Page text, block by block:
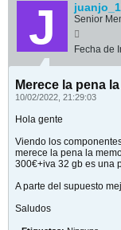
Senior
Fecha de
Merece la pena
10/02/2022, 21:29:03
Hola gente
Viendo los
merece la pena la
300€+iva 32 gb es una
A parte del supuesto
Saludos